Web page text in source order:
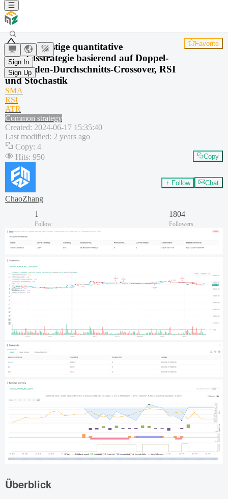
Sign In
Sign Up
Kurzfristige quantitative
Handelsstrategie basierend auf Doppel-
Gleitenden-Durchschnitts-Crossover, RSI
und Stochastik
Favorite
SMA
RSI
ATR
Common strategy
Created: 2024-06-17 15:35:40
Last modified: 2 years ago
Copy: 4
Hits: 950 Copy
ChaoZhang
+ Follow Chat
1
Follow
1804
Followers
Überblick